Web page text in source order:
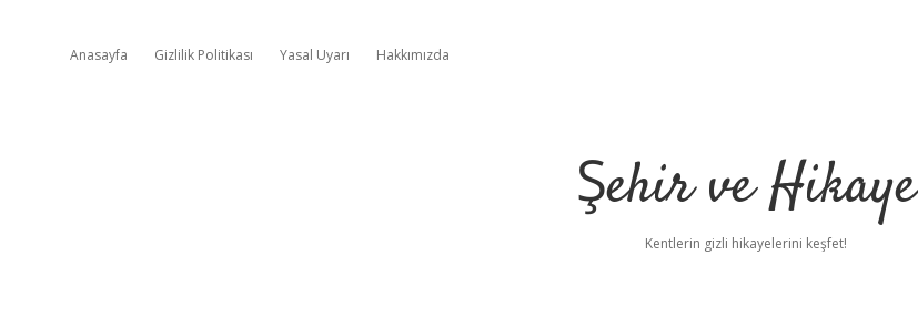
Anasayfa Gizlilik Politikası Yasal Uyarı Hakkımızda
Şehir ve Hikaye
Kentlerin gizli hikayelerini keşfet!